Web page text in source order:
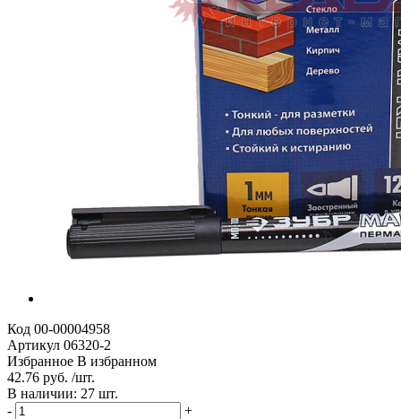
Код 00-00004958
Артикул 06320-2
Избранное В избранном
42.76 руб. /шт.
В наличии: 27 шт.
-
+